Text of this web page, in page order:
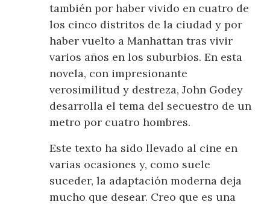
también por haber vivido en cuatro de
los cinco distritos de la ciudad y por
haber vuelto a Manhattan tras vivir
varios años en los suburbios. En esta
novela, con impresionante
verosimilitud y destreza, John Godey
desarrolla el tema del secuestro de un
metro por cuatro hombres.
Este texto ha sido llevado al cine en
varias ocasiones y, como suele
suceder, la adaptación moderna deja
mucho que desear. Creo que es una